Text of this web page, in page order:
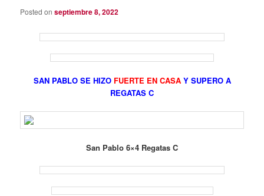
Posted onseptiembre 8, 2022
SAN PABLO SE HIZO FUERTE EN CASAY SUPERO A
REGATAS C
San Pablo 6×4 Regatas C